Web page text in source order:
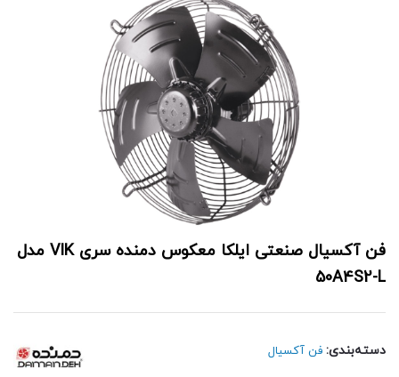
فن آکسیال صنعتی ایلکا معکوس دمنده سری VIK مدل
50A4S2-L
دسته‌بندی: فن آکسیال